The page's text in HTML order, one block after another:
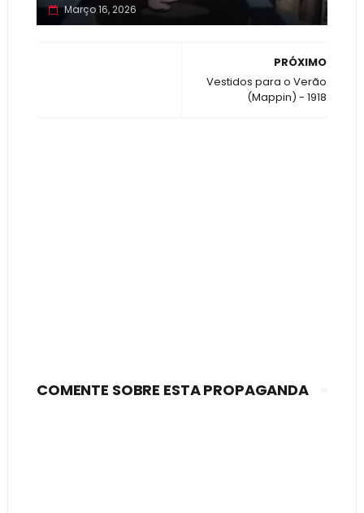
Março 16, 2026
PRÓXIMO
Vestidos para o Verão
(Mappin) - 1918
COMENTE SOBRE ESTA PROPAGANDA